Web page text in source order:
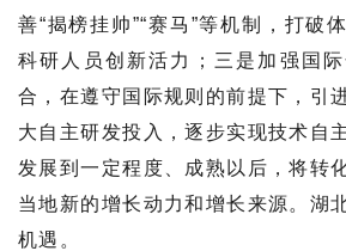
善“揭榜挂帅”“赛马”等机制，打破
科研人员创新活力；三是加强国
合，在遵守国际规则的前提下，引
大自主研发投入，逐步实现技术自
发展到一定程度、成熟以后，将转
当地新的增长动力和增长来源。湖
机遇。